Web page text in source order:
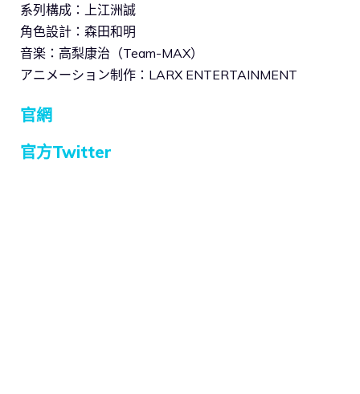
系列構成：上江洲誠
角色設計：森田和明
音楽：高梨康治（Team-MAX）
アニメーション制作：LARX ENTERTAINMENT
官網
官方Twitter